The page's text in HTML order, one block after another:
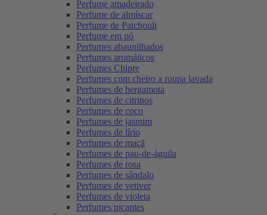
Perfume amadeirado
Perfume de almíscar
Perfume de Patchouli
Perfume em pó
Perfumes abaunilhados
Perfumes aromáticos
Perfumes Chipre
Perfumes com cheiro a roupa lavada
Perfumes de bergamota
Perfumes de citrinos
Perfumes de coco
Perfumes de jasmim
Perfumes de lírio
Perfumes de maçã
Perfumes de pau-de-águila
Perfumes de rosa
Perfumes de sândalo
Perfumes de vetiver
Perfumes de violeta
Perfumes picantes